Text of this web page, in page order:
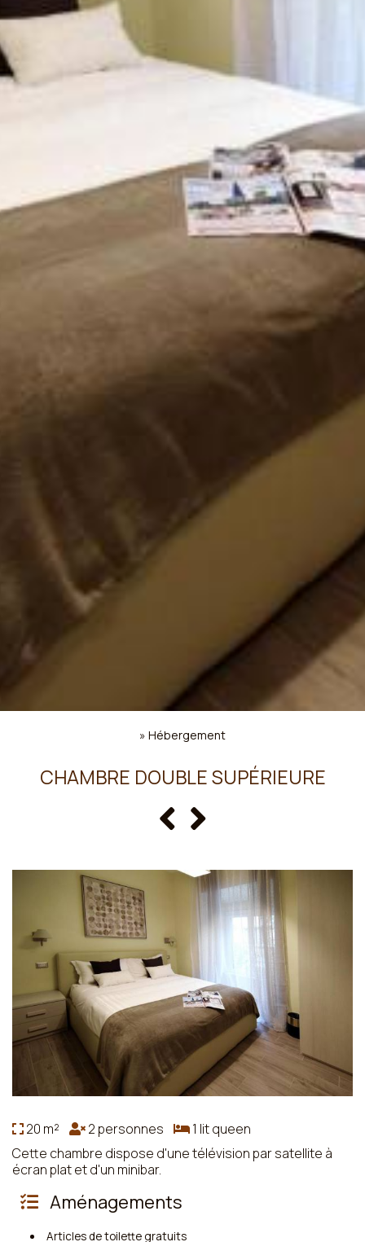
» Hébergement
CHAMBRE DOUBLE SUPÉRIEURE
20 m² 2 personnes
1 lit queen
Cette chambre dispose d'une télévision par satellite à
écran plat et d'un minibar.
Aménagements
Articles de toilette gratuits